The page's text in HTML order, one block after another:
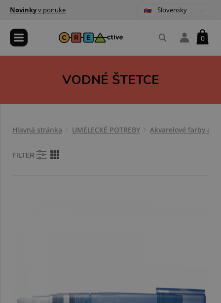
Novinkyv ponuke Slovensky
0
VODNÉ ŠTETCE
Hlavná stránka UMELECKÉ POTREBY Akvarelové farby a
FILTER